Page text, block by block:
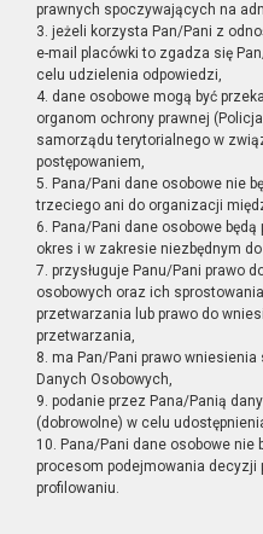
prawnych spoczywających na
3. jeżeli korzysta Pan/Pani z
e-mail placówki to zgadza się
celu udzielenia odpowiedzi,
4. dane osobowe mogą być
organom ochrony prawnej
samorządu terytorialnego w
postępowaniem,
5. Pana/Pani dane osobowe nie
trzeciego ani do organizacji
6. Pana/Pani dane osobowe
okres i w zakresie niezbędnym
7. przysługuje Panu/Pani prawo
osobowych oraz ich
przetwarzania lub prawo do
przetwarzania,
8. ma Pan/Pani prawo
Danych Osobowych,
9. podanie przez Pana/Panią
(dobrowolne) w celu
10. Pana/Pani dane osobowe nie
procesom podejmowania decyzji
profilowaniu.